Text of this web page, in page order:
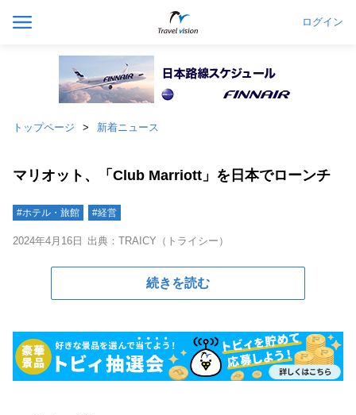
ログイン
トップページ 新着ニュース
マリオット、「Club Marriott」を日本でローンチ
#ホテル・旅館 #経営
2024年4月16日 出典：TRAICY（トライシー）
続きを読む